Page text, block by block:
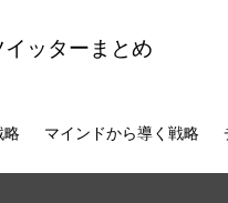
ッターまとめ
略 マインドから導く戦略